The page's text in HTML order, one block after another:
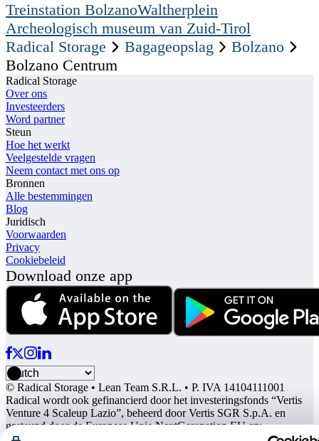
Treinstation BolzanoWaltherplein
Archeologisch museum van Zuid-Tirol
Radical Storage
Bagageopslag
Bolzano
Bolzano Centrum
Radical Storage
Over ons
Investeerders
Word partner
Steun
Hoe het werkt
Veelgestelde vragen
Neem contact met ons op
Bronnen
Alle bestemmingen
Blog
Juridisch
Voorwaarden
Privacy
Cookiebeleid
Download onze app
© Radical Storage • Lean Team S.R.L. • P. IVA 14104111001
Radical wordt ook gefinancierd door het investeringsfonds “Vertis
Venture 4 Scaleup Lazio”, beheerd door Vertis SGR S.p.A. en
gesteund door de Europese Unie NextGerenation EU en: